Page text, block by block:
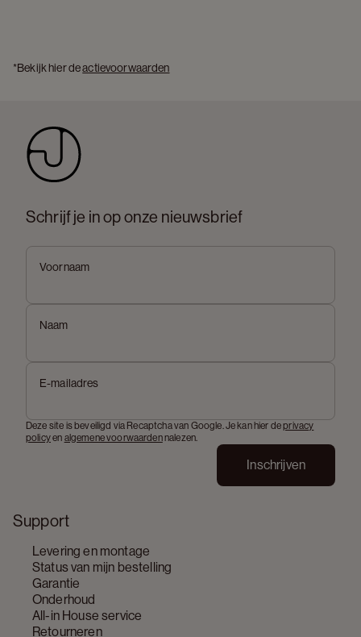
*Bekijk hier de actievoorwaarden
Support
Levering en montage
Status van mijn bestelling
Garantie
Onderhoud
All-in House service
Retourneren
Schrijf je in op onze nieuwsbrief
Voornaam
Naam
E-mailadres
Deze site is beveiligd via Recaptcha van Google. Je kan hier deprivacy
policyen algemene voorwaardennalezen.
Inschrijven